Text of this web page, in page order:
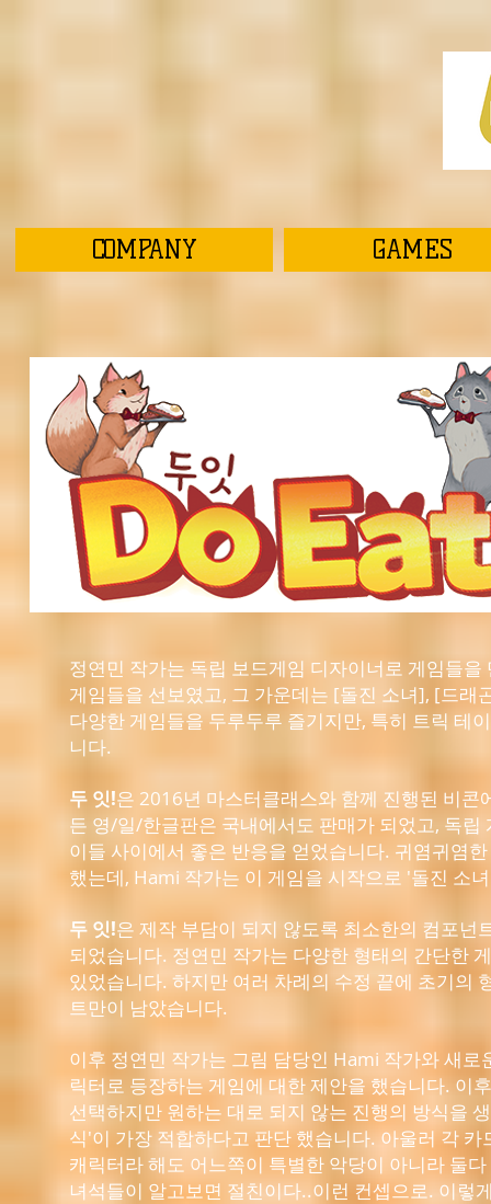
COMPANY GAMES
정연민 작가는 독립 보드게임 디자이너로 게임들
게임들을 선보였고, 그 가운데는 [돌진 소녀], [드
다양한 게임들을 두루두루 즐기지만, 특히 트릭 테
니다.
두 잇!은 2016년 마스터클래스와 함께 진행된 비
든 영/일/한글판은 국내에서도 판매가 되었고, 독
이들 사이에서 좋은 반응을 얻었습니다. 귀염귀염
했는데, Hami 작가는 이 게임을 시작으로 '돌진 소
두 잇!은 제작 부담이 되지 않도록 최소한의 컴포
되었습니다. 정연민 작가는 다양한 형태의 간단한
있었습니다. 하지만 여러 차례의 수정 끝에 초기의
트만이 남았습니다.
이후 정연민 작가는 그림 담당인 Hami 작가와 새
릭터로 등장하는 게임에 대한 제안을 했습니다. 이
선택하지만 원하는 대로 되지 않는 진행의 방식을
식'이 가장 적합하다고 판단 했습니다. 아울러 각
캐릭터라 해도 어느쪽이 특별한 악당이 아니라 둘
녀석들이 알고보면 절친이다..이런 컨셉으로. 이렇